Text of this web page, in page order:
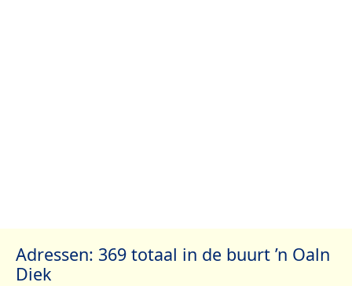
Adressen: 369 totaal in de buurt ’n Oaln
Diek